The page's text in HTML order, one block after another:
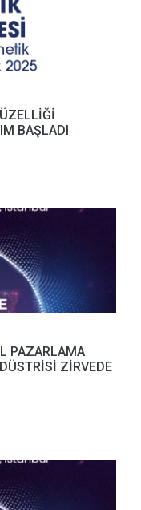
BAŞLADI
PAZARLAMA
ZİRVEDE